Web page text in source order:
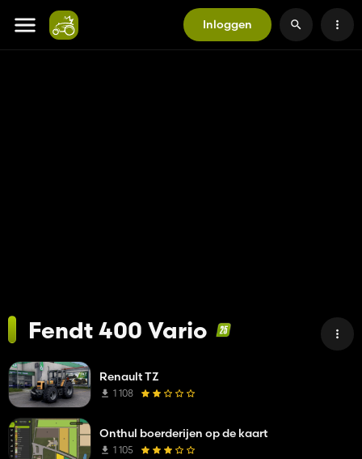
Inloggen
Fendt 400 Vario
Renault TZ
1 108
Onthul boerderijen op de kaart
1 105